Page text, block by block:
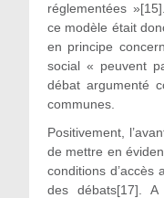
réglementées
ce modèle était
en principe
social « peuvent
débat argumenté
communes.
Positivement,
de mettre en
conditions d’accès
des débats[17].